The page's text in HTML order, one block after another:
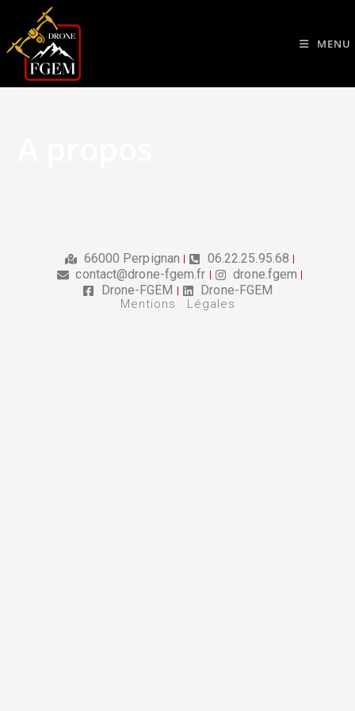
MENU
66000 Perpignan
06.22.25.95.68
contact@drone-fgem.fr
drone.fgem
Drone-FGEM
Drone-FGEM
Mentions Légales